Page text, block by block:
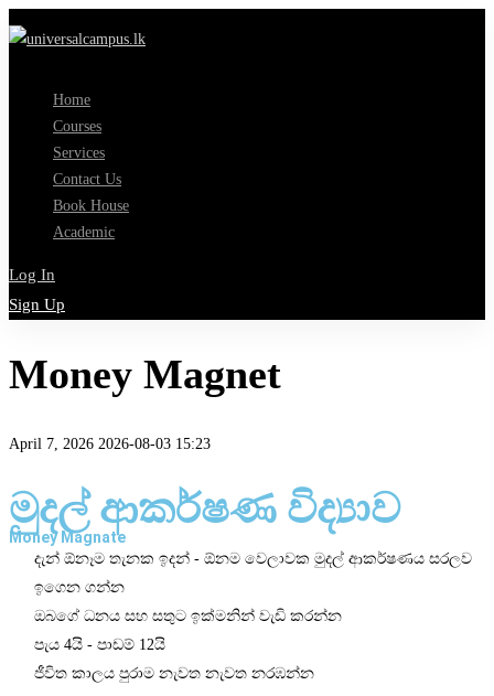
Home
Courses
Services
Contact Us
Book House
Academic
Log In
Sign Up
Money Magnet
April 7, 2026 2026-08-03 15:23
මුදල් ආකර්ෂණ විද්‍යාව
Money Magnate
දැන් ඕනෑම තැනක ඉදන් - ඕනම වෙලාවක මුදල් ආකර්ෂණය සරලව
ඉගෙන ගන්න
ඔබගේ ධනය සහ සතුට ඉක්මනින් වැඩි කරන්න
පැය 4යි - පාඩම් 12යි
ජීවිත කාලය පුරාම නැවත නැවත නරඹන්න